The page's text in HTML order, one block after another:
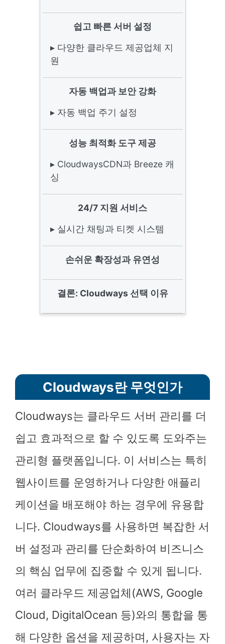
쉽고 빠른 서버 설정
▸ 다양한 클라우드 제공업체 지
원
자동 백업과 보안 강화
▸ 자동 백업 주기 설정
성능 최적화 도구 제공
▸ CloudwaysCDN과 Breeze 캐
싱
24/7 지원 서비스
▸ 실시간 채팅과 티켓 시스템
손쉬운 확장성과 유연성
결론: Cloudways 선택 이유
Cloudways란 무엇인가
Cloudways는 클라우드 서버 관리를 더
쉽고 효과적으로 할 수 있도록 도와주는
관리형 플랫폼입니다. 이 서비스는 특히
웹사이트를 운영하거나 다양한 애플리
케이션을 배포해야 하는 경우에 유용합
니다. Cloudways를 사용하면 복잡한 서
버 설정과 관리를 단순화하여 비즈니스
의 핵심 업무에 집중할 수 있게 됩니다.
여러 클라우드 제공업체(AWS, Google
Cloud, DigitalOcean 등)와의 통합을 통
해 다양한 옵션을 제공하며, 사용자는 자